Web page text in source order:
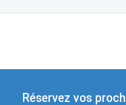
Réservez vos